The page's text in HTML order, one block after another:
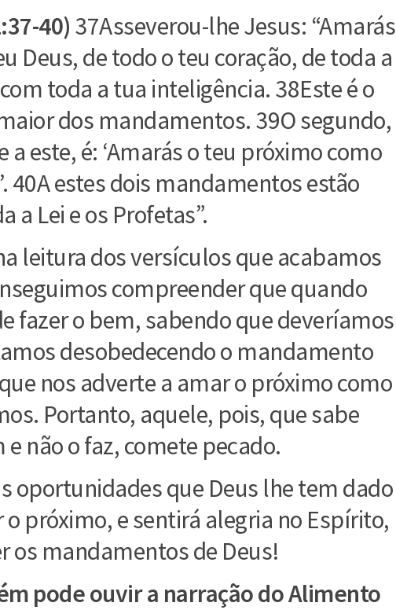
40) 37Asseverou-lhe Jesus: “Amarás
Deus, de todo o teu coração, de toda a
toda a tua inteligência. 38Este é o
dos mandamentos. 39O segundo,
este, é: ‘Amarás o teu próximo como
40A estes dois mandamentos estão
a Lei e os Profetas”.
leitura dos versículos que acabamos
compreender que quando
fazer o bem, sabendo que deveríamos
desobedecendo o mandamento
nos adverte a amar o próximo como
Portanto, aquele, pois, que sabe
e não o faz, comete pecado.
oportunidades que Deus lhe tem dado
o próximo, e sentirá alegria no Espírito,
os mandamentos de Deus!
pode ouvir a narração do Alimento